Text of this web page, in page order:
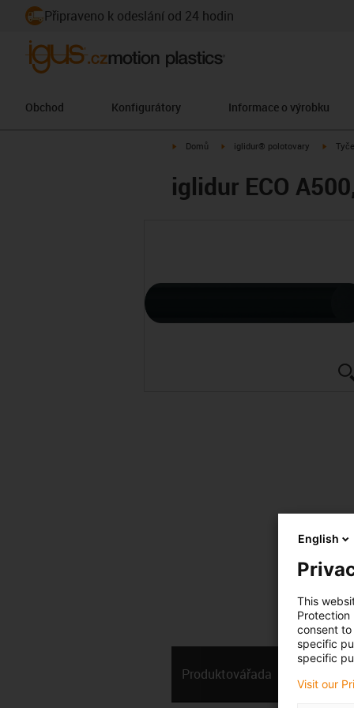
Připraveno k odeslání od 24 hodin
Obchod Konfigurátory Informace o výrobku
igus-icon-arrow-right
Domů igus-icon-arrow-right
iglidur® polotovary igus-
Tyče
iglidur ECO
Produktová­řada
English
This
Protection
consent
specific
specific
Visit our